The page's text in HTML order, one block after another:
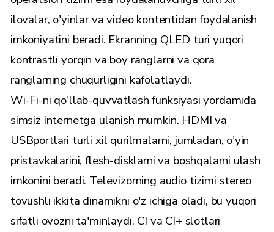
ilovalar, o'yinlar va video kontentidan foydalanish
imkoniyatini beradi. Ekranning QLED turi yuqori
kontrastli yorqin va boy ranglarni va qora
ranglarning chuqurligini kafolatlaydi.
Wi-Fi-ni qo'llab-quvvatlash funksiyasi yordamida
simsiz internetga ulanish mumkin. HDMI va
USBportlari turli xil qurilmalarni, jumladan, o'yin
pristavkalarini, flesh-disklarni va boshqalarni ulash
imkonini beradi. Televizorning audio tizimi stereo
tovushli ikkita dinamikni o'z ichiga oladi, bu yuqori
sifatli ovozni ta'minlaydi. CI va CI+ slotlari